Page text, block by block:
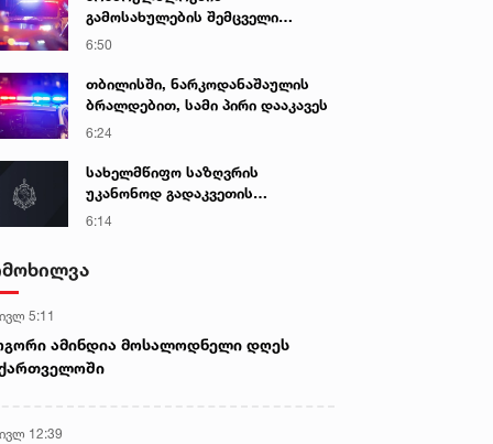
მიზნით, მონიტორინგის ახალი
გამოსახულების შემცველი
პორნოგრაფიული ნაწარმოების
გავრცელებისთვის
არასრულწლოვანი დააკავეს
6:50
თბილისში, ნარკოდანაშაულის
ბრალდებით, სამი პირი დააკავეს
6:24
სახელმწიფო საზღვრის
უკანონოდ გადაკვეთის
მცდელობისა და ყალბი
მოქალაქე დააკავეს
6:14
5:11
ამინდია მოსალოდნელი დღეს
12:39